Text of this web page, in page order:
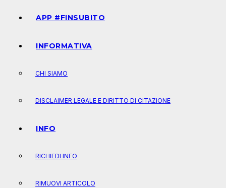
APP #FINSUBITO
INFORMATIVA
CHI SIAMO
DISCLAIMER LEGALE E DIRITTO DI CITAZIONE
INFO
RICHIEDI INFO
RIMUOVI ARTICOLO